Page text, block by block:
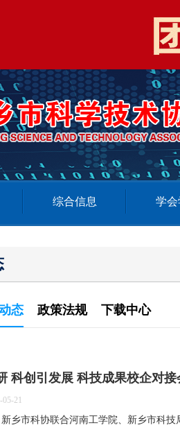
综合信息 学会
态 政策法规 下载中心
科创引发展 科技成果校企对
21
市科协联合河南工学院、新乡市科技局